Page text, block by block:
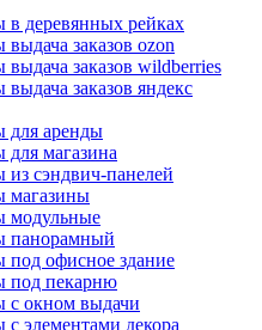
в деревянных рейках
заказов ozon
заказов wildberries
заказов яндекс
для аренды
магазина
сэндвич-панелей
магазины
модульные
панорамный
под офисное здание
под пекарню
с окном выдачи
элементами декора